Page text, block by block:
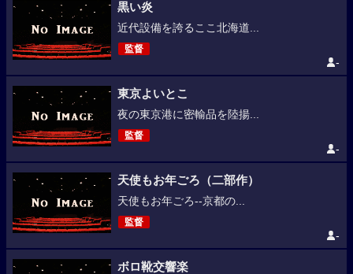
黒い炎
近代設備を誇るここ北海道...
監督
-
東京よいとこ
夜の東京港に密輸品を陸揚...
監督
-
天使もお年ごろ（二部作）
天使もお年ごろ--京都の...
監督
-
ボロ靴交響楽